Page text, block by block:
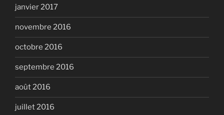
janvier 2017
novembre 2016
octobre 2016
septembre 2016
août 2016
juillet 2016